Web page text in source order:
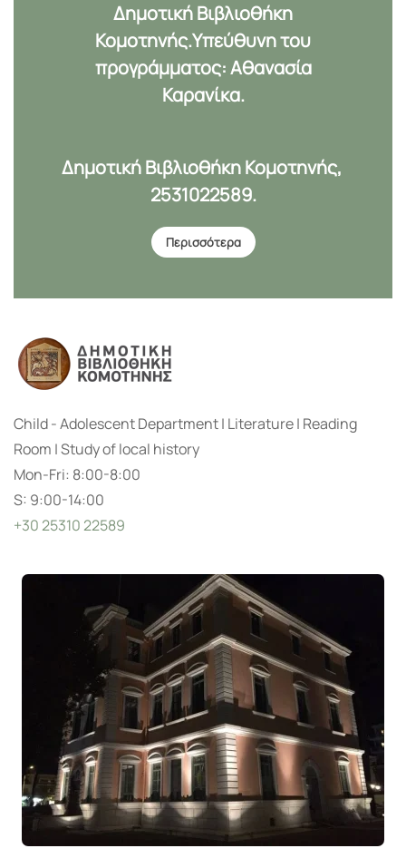
Δημοτική Βιβλιοθήκη
Κομοτηνής.Υπεύθυνη του
προγράμματος: Αθανασία
Καρανίκα.
Δημοτική Βιβλιοθήκη Κομοτηνής,
2531022589.
Περισσότερα
Child - Adolescent Department | Literature | Reading
Room | Study of local history
Mon-Fri: 8:00-8:00
S: 9:00-14:00
+30 25310 22589